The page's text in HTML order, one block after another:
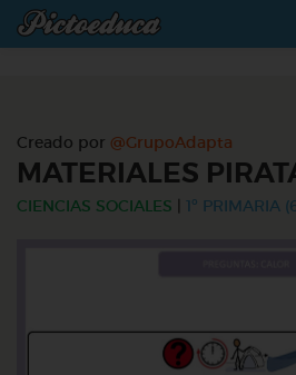
Creado por @GrupoAdapta
MATERIALES
CIENCIAS SOCIALES 1º PRIMARIA